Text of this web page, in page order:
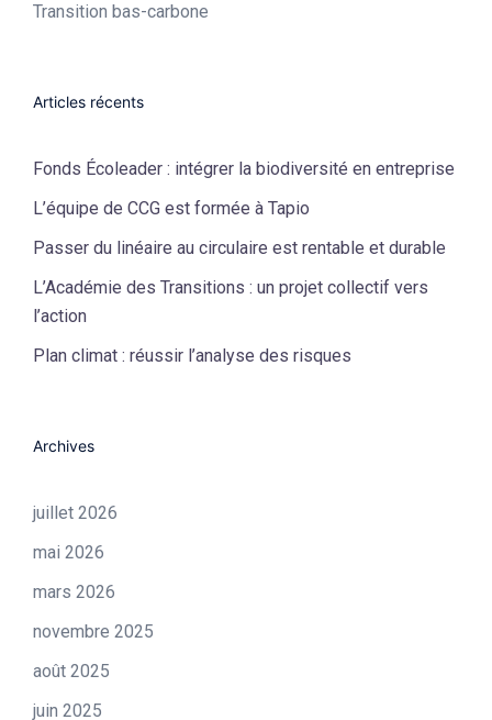
Transition bas-carbone
Articles récents
Fonds Écoleader : intégrer la biodiversité en entreprise
L’équipe de CCG est formée à Tapio
Passer du linéaire au circulaire est rentable et durable
L’Académie des Transitions : un projet collectif vers
l’action
Plan climat : réussir l’analyse des risques
Archives
juillet 2026
mai 2026
mars 2026
novembre 2025
août 2025
juin 2025